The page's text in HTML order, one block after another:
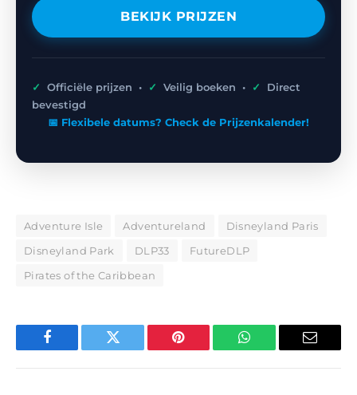
BEKIJK PRIJZEN
✓ Officiële prijzen • ✓ Veilig boeken • ✓
Direct
bevestigd
📅 Flexibele datums? Check de Prijzenkalender!
Adventure Isle Adventureland
Disneyland Paris
Disneyland Park
DLP33
FutureDLP
Pirates of the Caribbean
Facebook Twitter Pinterest WhatsApp E-